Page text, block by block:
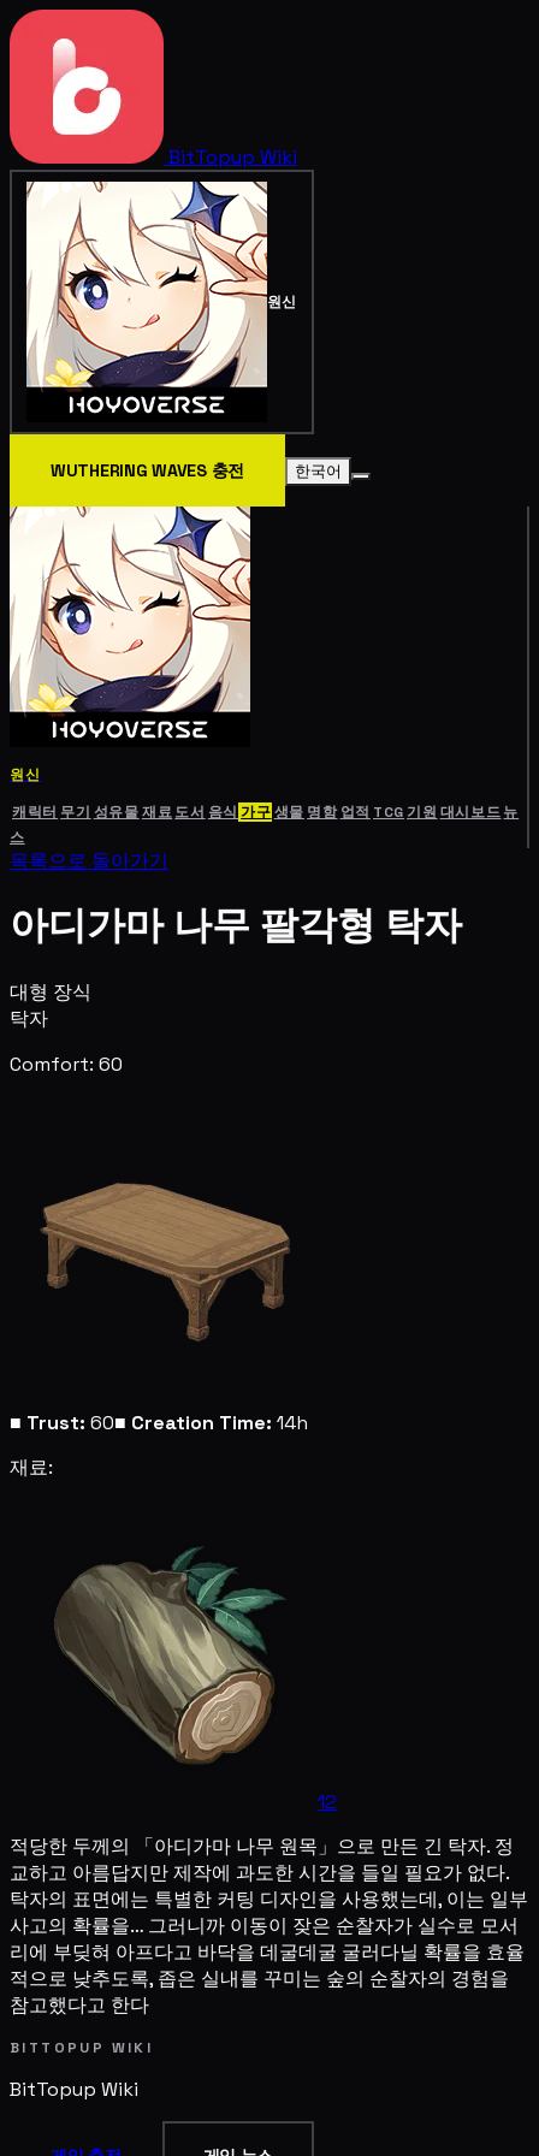
BitTopup Wiki
원신
WUTHERING WAVES 충전 한국어
원신
캐릭터 무기 성유물재료도서 음식 가구생물 명함 업적 TCG기원 대시보드뉴
스
목록으로 돌아가기
아디가마 나무 팔각형 탁자
대형 장식
탁자
Comfort: 60
■ Trust: 60■ Creation Time: 14h
재료:
12
적당한 두께의 「아디가마 나무 원목」으로 만든 긴 탁자. 정
교하고 아름답지만 제작에 과도한 시간을 들일 필요가 없다.
탁자의 표면에는 특별한 커팅 디자인을 사용했는데, 이는 일부
사고의 확률을… 그러니까 이동이 잦은 순찰자가 실수로 모서
리에 부딪혀 아프다고 바닥을 데굴데굴 굴러다닐 확률을 효율
적으로 낮추도록, 좁은 실내를 꾸미는 숲의 순찰자의 경험을
참고했다고 한다
BITTOPUP WIKI
BitTopup Wiki